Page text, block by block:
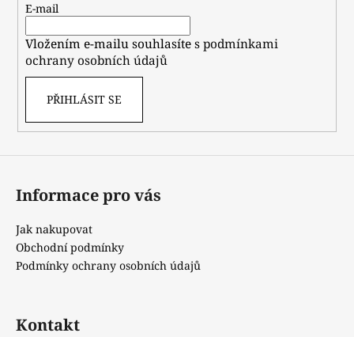
E-mail
Vložením e-mailu souhlasíte spodmínkami
ochrany osobních údajů
PŘIHLÁSIT SE
Informace pro vás
Jak nakupovat
Obchodní podmínky
Podmínky ochrany osobních údajů
Kontakt